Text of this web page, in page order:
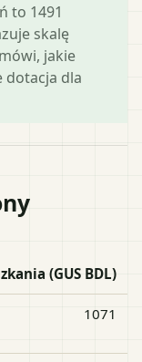
to 1491
skalę
jakie
dotacja dla
(GUS BDL)
1071